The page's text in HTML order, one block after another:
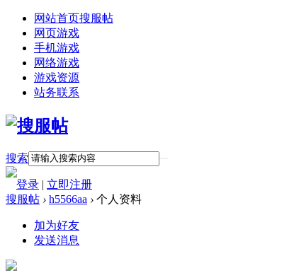
网站首页搜服帖
网页游戏
手机游戏
网络游戏
游戏资源
站务联系
搜索
登录 | 立即注册
搜服帖 › h5566aa › 个人资料
加为好友
发送消息